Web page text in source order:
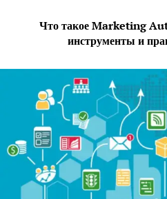
Что такое Marketing
инструменты и